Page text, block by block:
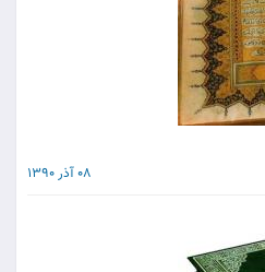
08 آذر 1390